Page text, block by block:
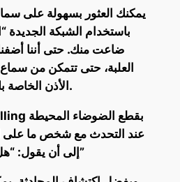
يمكنك العثور بسهولة على
باستخدام الشبكة الجديدة
ضاعت منك. حتى أننا
العلبة، حتى تتمكن من
الأذن الخاصة بك حتى لو كانت مخبأة.
عند التحدث مع شخص ما على
إلى أن يقول: “هل يمكنك أن تسمعني؟”